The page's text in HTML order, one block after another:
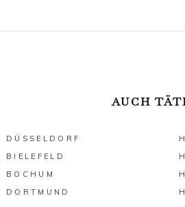
AUCH
DÜSSELDORF
BIELEFELD
BOCHUM
DORTMUND